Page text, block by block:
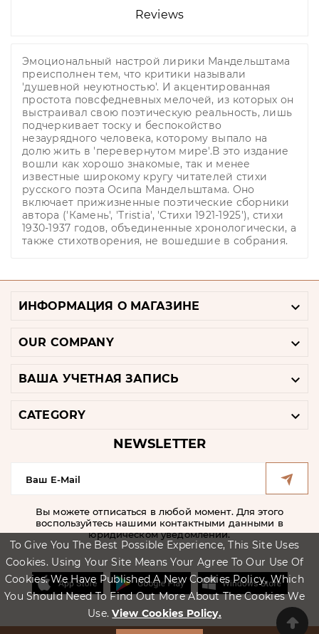
To Give You The Best Possible Experience, This Site Uses
Cookies. Using Your Site Means Your Agree To Our Use Of
Cookies. We Have Published A New Cookies Policy, Which
You Should Need To Find Out More About The Cookies We
Use.View Cookies Policy.
Reviews
Эмоциональный настрой лирики Мандельштама
преисполнен тем, что критики называли
'душевной неуютностью'. И акцентированная
простота повсфедневных мелочей, из которых он
выстраивал свою поэтическую реальность, лишь
подчеркивает тоску и беспокойство
незаурядного человека, которому выпало на
долю жить в 'перевернутом мире'.В это издание
вошли как хорошо знакомые, так и менее
известные широкому кругу читателей стихи
русского поэта Осипа Мандельштама. Оно
включает прижизненные поэтические сборники
автора ('Камень', 'Tristia', 'Стихи 1921-1925'), стихи
1930-1937 годов, объединенные хронологически, а
также стихотворения, не вошедшие в собрания.
ИНФОРМАЦИЯ О МАГАЗИНЕ 
OUR COMPANY 
ВАША УЧЕТНАЯ ЗАПИСЬ 
CATEGORY 
NEWSLETTER
Вы можете отписаться в любой момент. Для этого
воспользуйтесь нашими контактными данными в
юридическом уведомлении.